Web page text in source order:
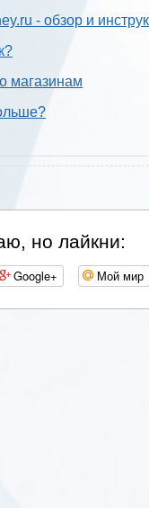
- обзор и
магазинам
но лайкни:
Google+ Мой мир